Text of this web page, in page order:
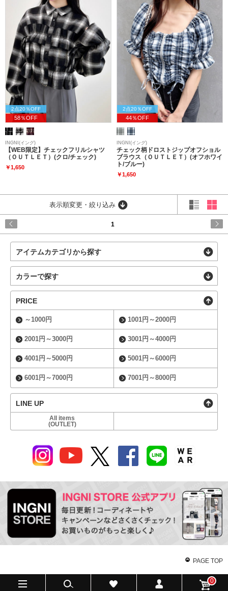
2点20％OFF
58％OFF
INGNI(イング)
【WEB限定】チェックフリルシャツ
（ＯＵＴＬＥＴ）(クロ/チェック)
￥1,650
2点20％OFF
44％OFF
INGNI(イング)
チェック柄ドロストジップオフショル
ブラウス（ＯＵＴＬＥＴ）(オフホワイ
ト/ブルー)
￥1,650
表示順変更・絞り込み
1
アイテムカテゴリから探す
カラーで探す
PRICE
～1000円 1001円～2000円
2001円～3000円 3001円～4000円
4001円～5000円 5001円～6000円
6001円～7000円 7001円～8000円
LINE UP
All items
(OUTLET)
PAGE TOP
0